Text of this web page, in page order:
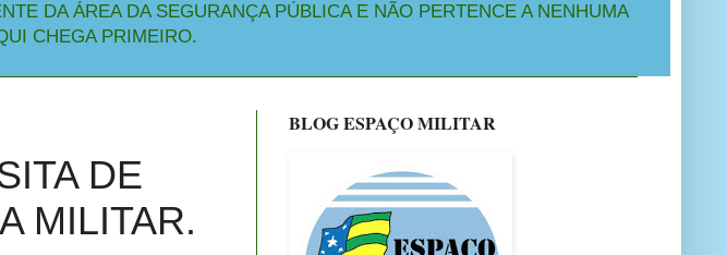
DA ÁREA DA SEGURANÇA PÚBLICA E NÃO PERTENCE A NENHUMA
CHEGA PRIMEIRO.
DE
MILITAR.
BLOG ESPAÇO MILITAR